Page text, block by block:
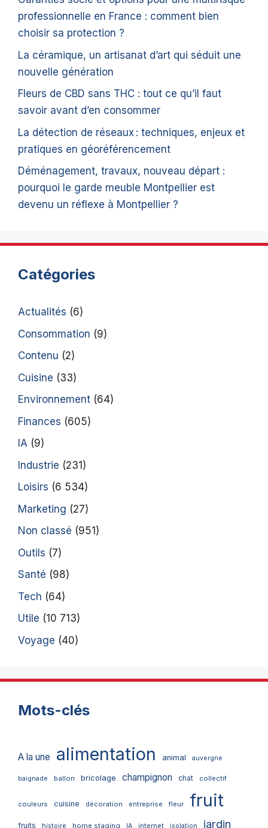
professionnelle en France : comment bien
choisir sa protection ?
La céramique, un artisanat d’art qui séduit une
nouvelle génération
Fleurs de CBD sans THC : tout ce qu’il faut
savoir avant d’en consommer
La détection de réseaux : techniques, enjeux et
pratiques en géoréférencement
Déménagement, travaux, nouveau départ :
pourquoi le garde meuble Montpellier est
devenu un réflexe à Montpellier ?
Catégories
Actualités (6)
Consommation (9)
Contenu (2)
Cuisine (33)
Environnement (64)
Finances (605)
IA (9)
Industrie (231)
Loisirs (6 534)
Marketing (27)
Non classé (951)
Outils (7)
Santé (98)
Tech (64)
Utile (10 713)
Voyage (40)
Mots-clés
A la une alimentation animal auvergne
baignade ballon bricolage champignon chat collectif
couleurs cuisine décoration entreprise fleur fruit
fruits histoire home staging IA internet isolation jardin